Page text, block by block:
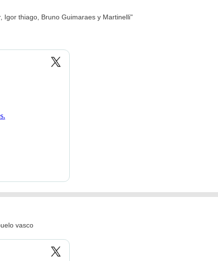
Igor thiago, Bruno Guimaraes y Martinelli"
vasco